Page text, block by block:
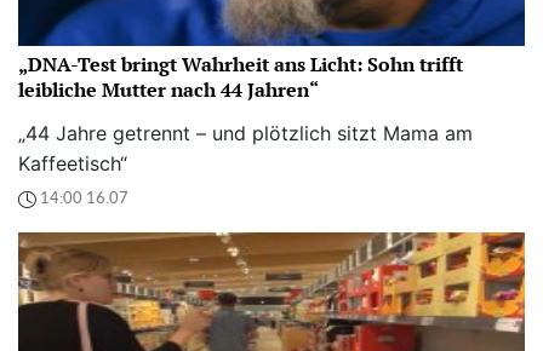
„DNA-Test bringt Wahrheit ans Licht: Sohn trifft
leibliche Mutter nach 44 Jahren“
„44 Jahre getrennt – und plötzlich sitzt Mama am
Kaffeetisch“
14:00 16.07